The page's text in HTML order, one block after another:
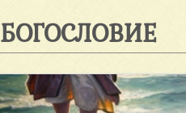
БОГОСЛОВИЕ